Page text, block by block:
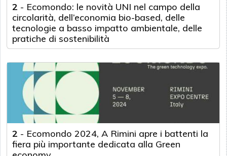
2 - Ecomondo: le novità UNI nel campo della
circolarità, dell’economia bio-based, delle
tecnologie a basso impatto ambientale, delle
pratiche di sostenibilità
2 - Ecomondo 2024, A Rimini apre i battenti la
fiera più importante dedicata alla Green